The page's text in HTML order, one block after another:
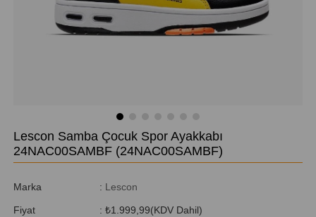
Lescon Samba Çocuk Spor Ayakkabı
24NAC00SAMBF (24NAC00SAMBF)
Marka : Lescon
Fiyat : ₺1.999,99(KDV Dahil)